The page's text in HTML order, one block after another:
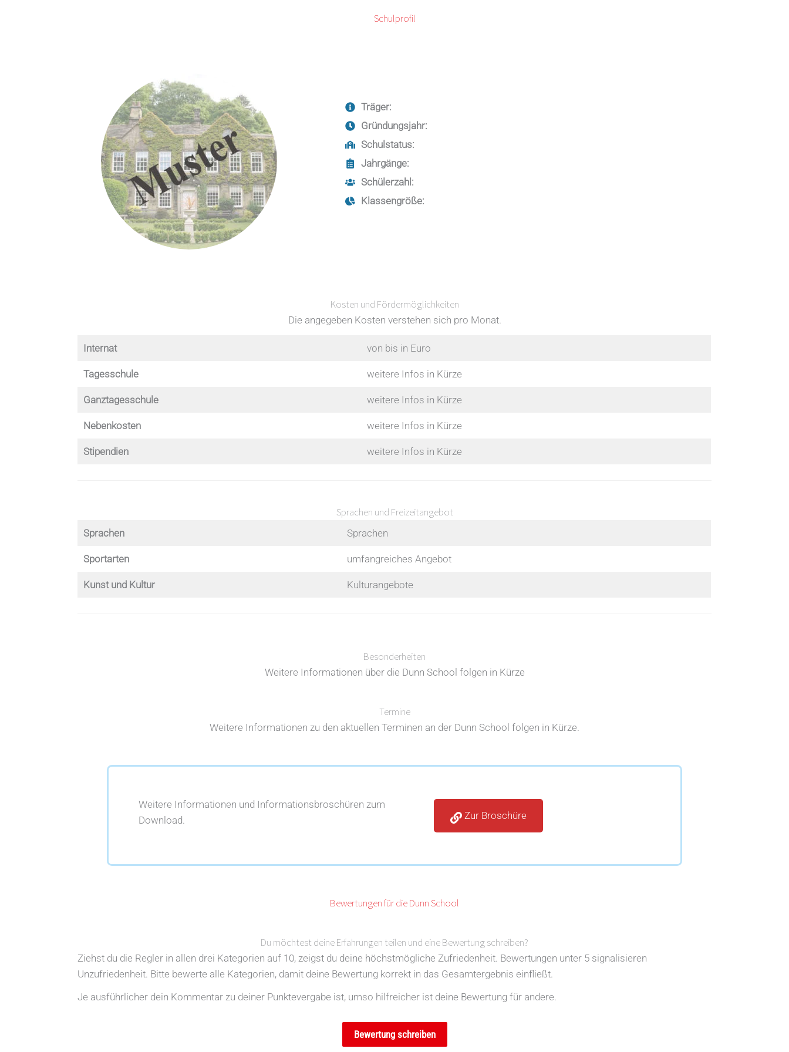
Schulprofil
Träger:
Gründungsjahr:
Schulstatus:
Jahrgänge:
Schülerzahl:
Klassengröße:
Kosten und Fördermöglichkeiten
Die angegeben Kosten verstehen sich pro Monat.
Internat von bis in Euro
Tagesschule weitere Infos in Kürze
Ganztagesschule weitere Infos in Kürze
Nebenkosten weitere Infos in Kürze
Stipendien weitere Infos in Kürze
Sprachen und Freizeitangebot
Sprachen Sprachen
Sportarten umfangreiches Angebot
Kunst und Kultur Kulturangebote
Besonderheiten
Weitere Informationen über die Dunn School folgen in Kürze
Termine
Weitere Informationen zu den aktuellen Terminen an der Dunn School folgen in Kürze.
Weitere Informationen und Informationsbroschüren zum
Download.
Zur Broschüre
Bewertungen für die Dunn School
Du möchtest deine Erfahrungen teilen und eine Bewertung schreiben?
Ziehst du die Regler in allen drei Kategorien auf 10, zeigst du deine höchstmögliche Zufriedenheit. Bewertungen unter 5 signalisieren
Unzufriedenheit. Bitte bewerte alle Kategorien, damit deine Bewertung korrekt in das Gesamtergebnis einfließt.
Je ausführlicher dein Kommentar zu deiner Punktevergabe ist, umso hilfreicher ist deine Bewertung für andere.
Bewertung schreiben